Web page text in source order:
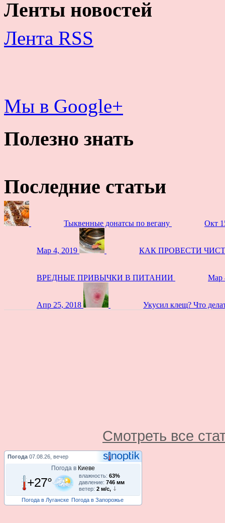
Ленты новостей
Лента RSS
Мы в Google+
Полезно знать
Последние статьи
Тыквенные донатсы по вегану Окт
Мар 4, 2019 КАК ПРОВЕСТИ
ВРЕДНЫЕ ПРИВЫЧКИ В ПИТАНИИ Мар
Апр 25, 2018 Укусил клещ? Что
Смотреть все
Погода 07.08.26, вечер
Погода в Киеве
+27° влажность: 63%
давление: 746 мм
ветер: 2 м/с,
Погода в Луганске
Погода в Запорожье